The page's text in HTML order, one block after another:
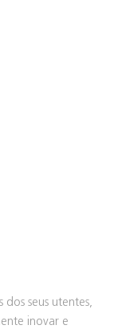
seus utentes,
inovar e